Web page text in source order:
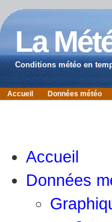
La
Conditions météo en
Accueil Données météo
Accueil
Données